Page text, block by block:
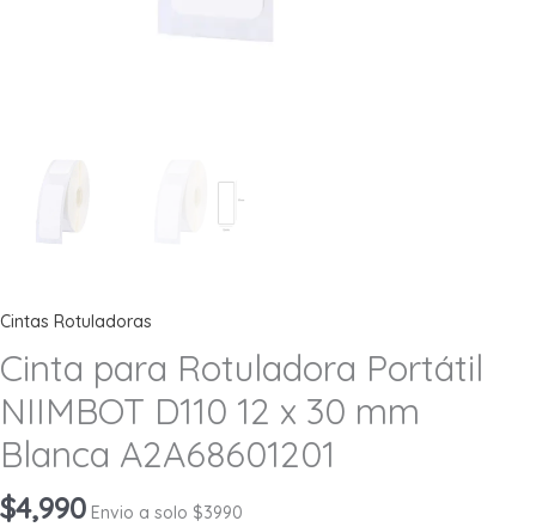
Cintas Rotuladoras
Cinta para Rotuladora Portátil
NIIMBOT D110 12 x 30 mm
Blanca A2A68601201
$4,990 Envio a solo $3990